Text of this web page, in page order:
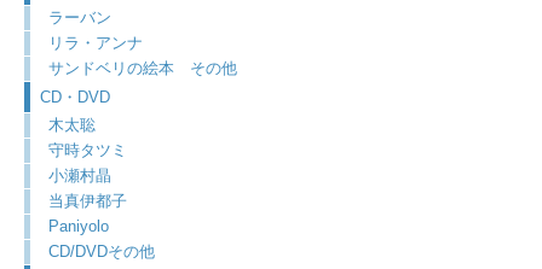
ラーバン
リラ・アンナ
サンドベリの絵本 その他
CD・DVD
木太聡
守時タツミ
小瀬村晶
当真伊都子
Paniyolo
CD/DVDその他